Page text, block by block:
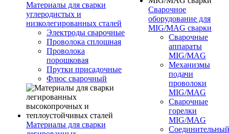
Материалы для сварки
углеродистых и
низколегированных сталей
Электроды сварочные
Проволока сплошная
Проволока
порошковая
Прутки присадочные
Флюс сварочный
Материалы для сварки
Сварочное
оборудование для
MIG/MAG сварки
Сварочные
аппараты
MIG/MAG
Механизмы
подачи
проволоки
MIG/MAG
Сварочные
горелки
MIG/MAG
Соединительный